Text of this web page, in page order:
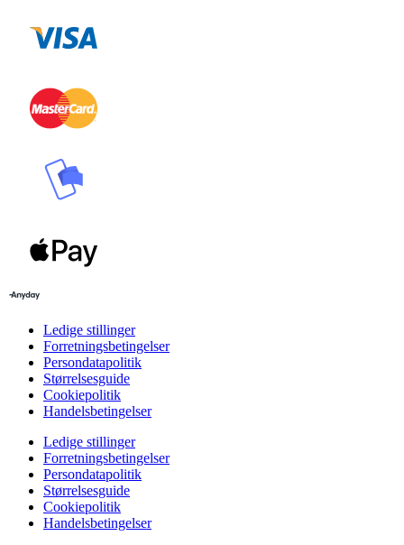
Ledige stillinger
Forretningsbetingelser
Persondatapolitik
Størrelsesguide
Cookiepolitik
Handelsbetingelser
Ledige stillinger
Forretningsbetingelser
Persondatapolitik
Størrelsesguide
Cookiepolitik
Handelsbetingelser